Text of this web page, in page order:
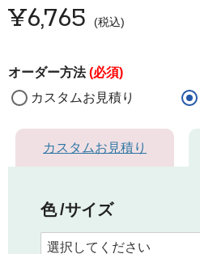
¥6,765 税込
オーダー方法(必須)
カスタムお見積り
カスタムお見積り
色 サイズ